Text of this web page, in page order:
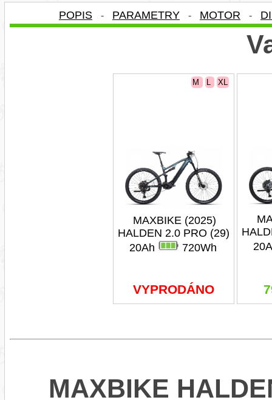
POPIS - PARAMETRY - MOTOR -
M L XL
MAXBIKE (2025)
HALDEN 2.0 PRO (29)
20Ah
720Wh
VYPRODÁNO
MAXBIKE